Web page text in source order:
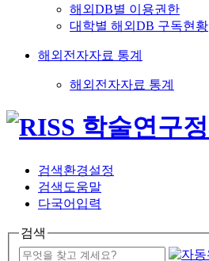
해외DB별 이용권한
대학별 해외DB 구독현황
해외전자자료 통계
해외전자자료 통계
검색환경설정
검색도움말
다국어입력
검색